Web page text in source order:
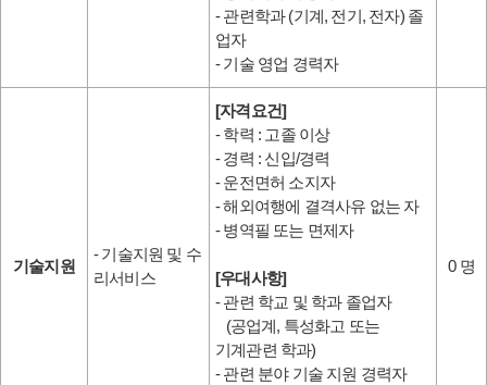
- 관련학과 (기계, 전기, 전자) 졸
업자
- 기술 영업 경력자
기술지원
- 기술지원 및 수
리서비스
[자격요건]
- 학력 : 고졸 이상
- 경력 : 신입/경력
- 운전면허 소지자
- 해외여행에 결격사유 없는 자
- 병역필 또는 면제자
[우대사항]
- 관련 학교 및 학과 졸업자
(공업계, 특성화고 또는
기계관련 학과)
- 관련 분야 기술 지원 경력자
0 명